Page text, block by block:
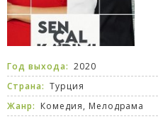
Год выхода: 2020
Страна: Турция
Жанр: Комедия, Мелодрама